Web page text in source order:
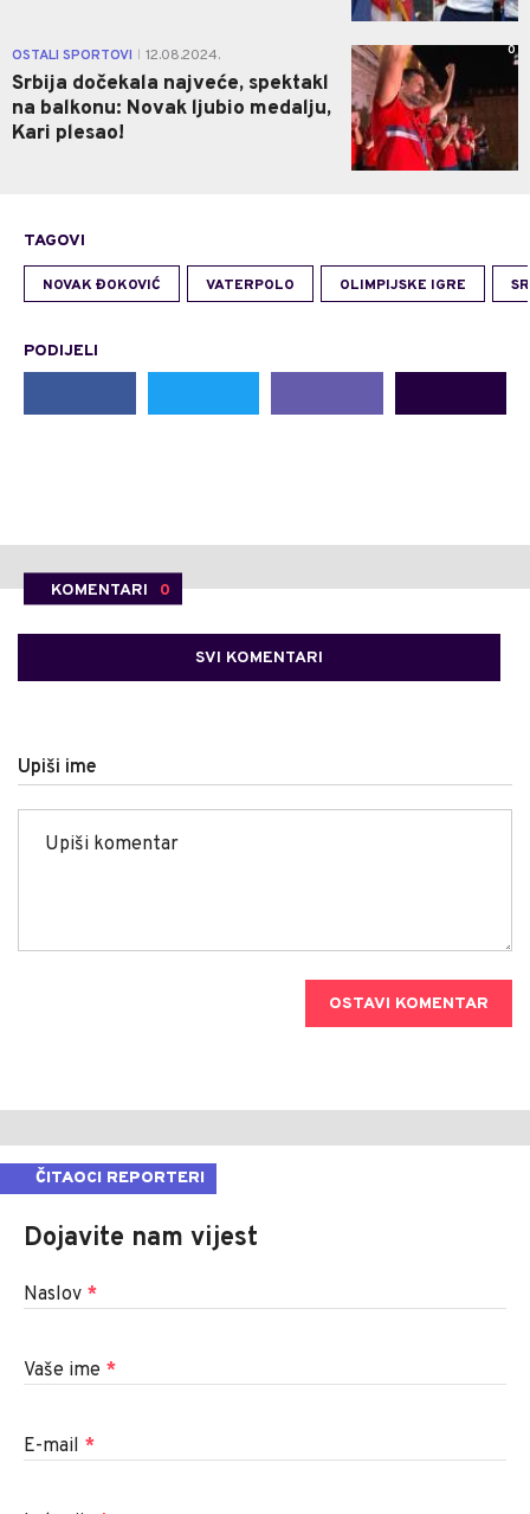
OSTALI SPORTOVI 12.08.2024.
Srbija dočekala najveće, spektakl
na balkonu: Novak ljubio medalju,
Kari plesao!
0
TAGOVI
NOVAK ĐOKOVIĆ VATERPOLO OLIMPIJSKE IGRE
PODIJELI
KOMENTARI 0
SVI KOMENTARI
Upiši ime
OSTAVI KOMENTAR
ČITAOCI REPORTERI
Dojavite nam vijest
Naslov *
Vaše ime *
E-mail *